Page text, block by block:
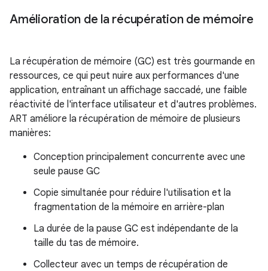
Amélioration de la récupération de mémoire
La récupération de mémoire (GC) est très gourmande en
ressources, ce qui peut nuire aux performances d'une
application, entraînant un affichage saccadé, une faible
réactivité de l'interface utilisateur et d'autres problèmes.
ART améliore la récupération de mémoire de plusieurs
manières:
Conception principalement concurrente avec une
seule pause GC
Copie simultanée pour réduire l'utilisation et la
fragmentation de la mémoire en arrière-plan
La durée de la pause GC est indépendante de la
taille du tas de mémoire.
Collecteur avec un temps de récupération de